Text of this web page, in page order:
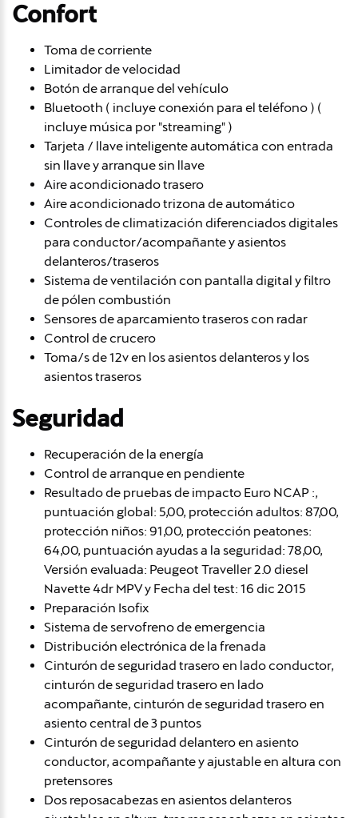
Confort
Toma de corriente
Limitador de velocidad
Botón de arranque del vehículo
Bluetooth ( incluye conexión para el teléfono ) (
incluye música por "streaming" )
Tarjeta / llave inteligente automática con entrada
sin llave y arranque sin llave
Aire acondicionado trasero
Aire acondicionado trizona de automático
Controles de climatización diferenciados digitales
para conductor/acompañante y asientos
delanteros/traseros
Sistema de ventilación con pantalla digital y filtro
de pólen combustión
Sensores de aparcamiento traseros con radar
Control de crucero
Toma/s de 12v en los asientos delanteros y los
asientos traseros
Seguridad
Recuperación de la energía
Control de arranque en pendiente
Resultado de pruebas de impacto Euro NCAP :,
puntuación global: 5,00, protección adultos: 87,00,
protección niños: 91,00, protección peatones:
64,00, puntuación ayudas a la seguridad: 78,00,
Versión evaluada: Peugeot Traveller 2.0 diesel
Navette 4dr MPV y Fecha del test: 16 dic 2015
Preparación Isofix
Sistema de servofreno de emergencia
Distribución electrónica de la frenada
Cinturón de seguridad trasero en lado conductor,
cinturón de seguridad trasero en lado
acompañante, cinturón de seguridad trasero en
asiento central de 3 puntos
Cinturón de seguridad delantero en asiento
conductor, acompañante y ajustable en altura con
pretensores
Dos reposacabezas en asientos delanteros